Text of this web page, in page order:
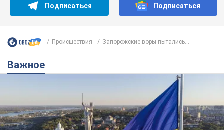
Подписаться Подписаться
Происшествия Запорожские воры пытались...
Важное